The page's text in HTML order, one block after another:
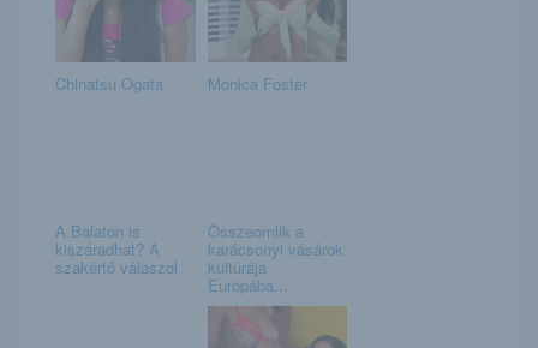
Chinatsu Ogata Monica Foster
A Balaton is
kiszáradhat? A
szakértő válaszol
Összeomlik a
karácsonyi vásárok
kultúrája
Európába...